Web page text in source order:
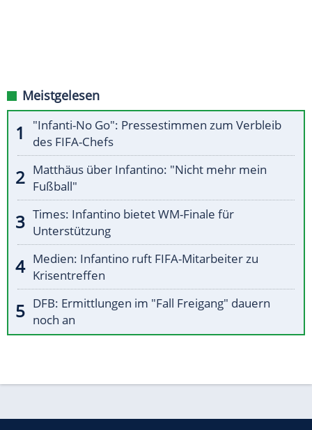
Meistgelesen
"Infanti-No Go": Pressestimmen zum Verbleib
des FIFA-Chefs
Matthäus über Infantino: "Nicht mehr mein
Fußball"
Times: Infantino bietet WM-Finale für
Unterstützung
Medien: Infantino ruft FIFA-Mitarbeiter zu
Krisentreffen
DFB: Ermittlungen im "Fall Freigang" dauern
noch an